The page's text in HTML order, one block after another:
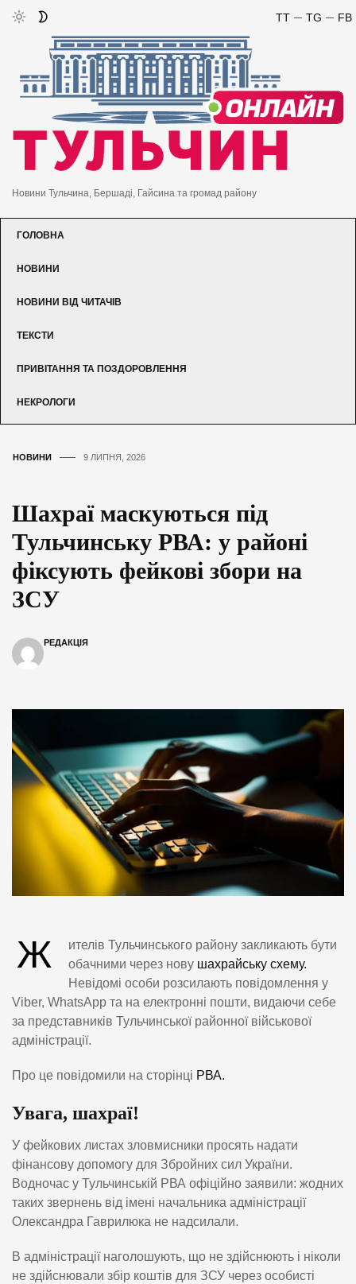
FB
TG
TT
Новини Тульчина, Бершаді, Гайсина та громад району
ГОЛОВНА
НОВИНИ
НОВИНИ ВІД ЧИТАЧІВ
ТЕКСТИ
ПРИВІТАННЯ ТА ПОЗДОРОВЛЕННЯ
НЕКРОЛОГИ
НОВИНИ 9 ЛИПНЯ, 2026
Шахраї маскуються під
Тульчинську РВА: у районі
фіксують фейкові збори на
ЗСУ
РЕДАКЦІЯ
Ж
ителів Тульчинського району закликають бути
обачними через нову шахрайську схему.
Невідомі особи розсилають повідомлення у
Viber, WhatsApp та на електронні пошти, видаючи себе
за представників Тульчинської районної військової
адміністрації.
Про це повідомили на сторінці РВА.
Увага, шахраї!
У фейкових листах зловмисники просять надати
фінансову допомогу для Збройних сил України.
Водночас у Тульчинській РВА офіційно заявили: жодних
таких звернень від імені начальника адміністрації
Олександра Гаврилюка не надсилали.
В адміністрації наголошують, що не здійснюють і ніколи
не здійснювали збір коштів для ЗСУ через особисті